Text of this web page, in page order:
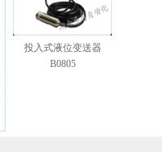
投入式液位变送器
B0805